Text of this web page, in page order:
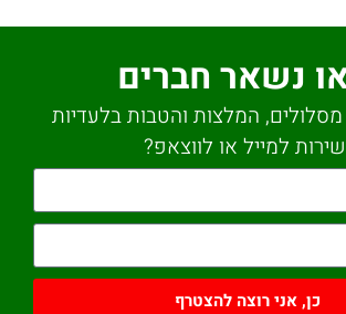
נשאר חברים
המלצות והטבות בלעדיות
למייל או לווצאפ?
כן, אני רוצה להצטרף